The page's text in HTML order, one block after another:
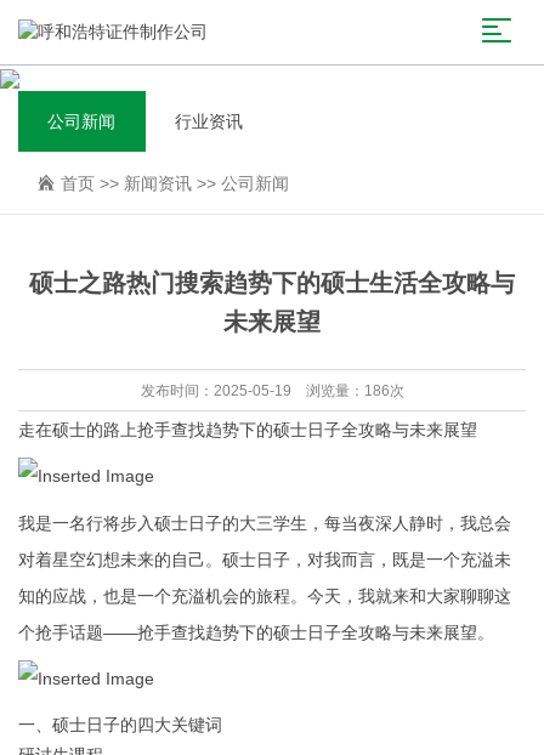
公司新闻 行业资讯
首页 >> 新闻资讯 >> 公司新闻
硕士之路热门搜索趋势下的硕士生活全攻略与
未来展望
发布时间：2025-05-19 浏览量：186次
走在硕士的路上抢手查找趋势下的硕士日子全攻略与未来展望
我是一名行将步入硕士日子的大三学生，每当夜深人静时，我总会
对着星空幻想未来的自己。硕士日子，对我而言，既是一个充溢未
知的应战，也是一个充溢机会的旅程。今天，我就来和大家聊聊这
个抢手话题——抢手查找趋势下的硕士日子全攻略与未来展望。
一、硕士日子的四大关键词